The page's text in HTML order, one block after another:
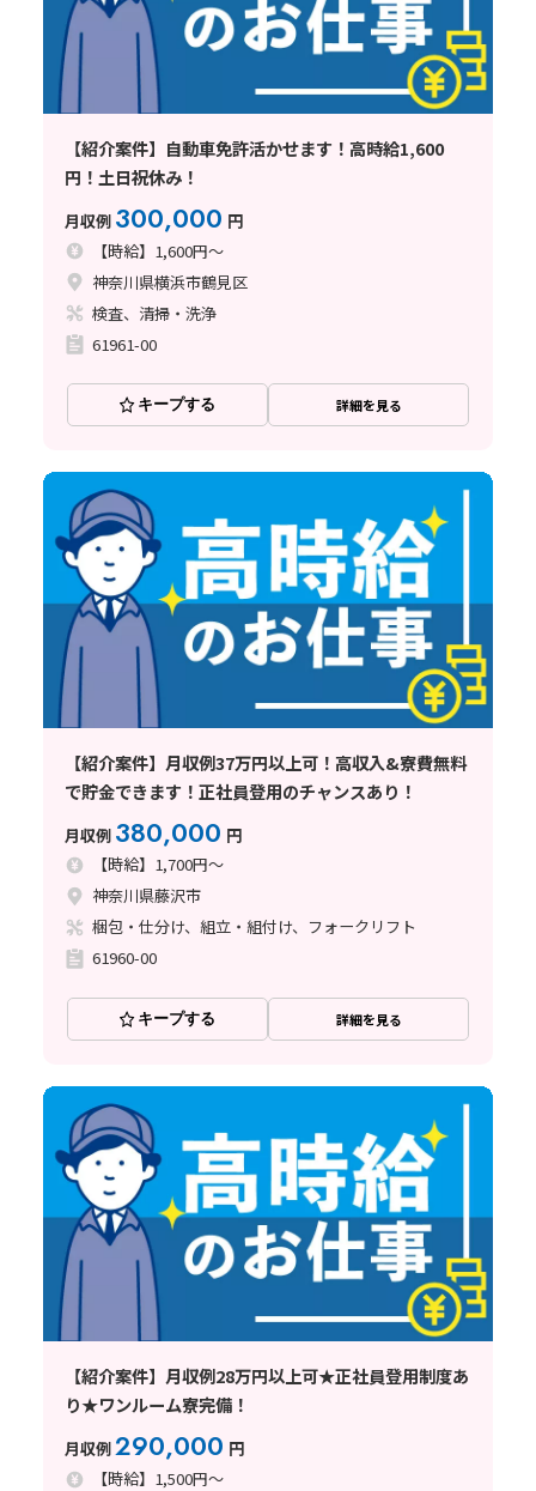
【紹介案件】自動車免許活かせます！高時給1,600
円！土日祝休み！
月収例 300,000 円
【時給】1,600円～
神奈川県横浜市鶴見区
検査、清掃・洗浄
61961-00
キープする 詳細を見る
【紹介案件】月収例37万円以上可！高収入&寮費無料
で貯金できます！正社員登用のチャンスあり！
月収例 380,000 円
【時給】1,700円～
神奈川県藤沢市
梱包・仕分け、組立・組付け、フォークリフト
61960-00
キープする 詳細を見る
【紹介案件】月収例28万円以上可★正社員登用制度あ
り★ワンルーム寮完備！
月収例290,000 円
【時給】1,500円～